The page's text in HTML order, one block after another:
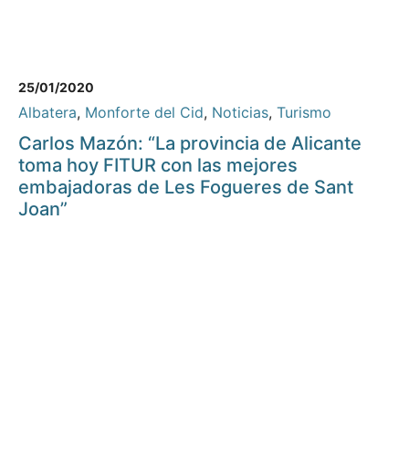
25/01/2020
Albatera, Monforte del Cid, Noticias, Turismo
Carlos Mazón: “La provincia de Alicante
toma hoy FITUR con las mejores
embajadoras de Les Fogueres de Sant
Joan”